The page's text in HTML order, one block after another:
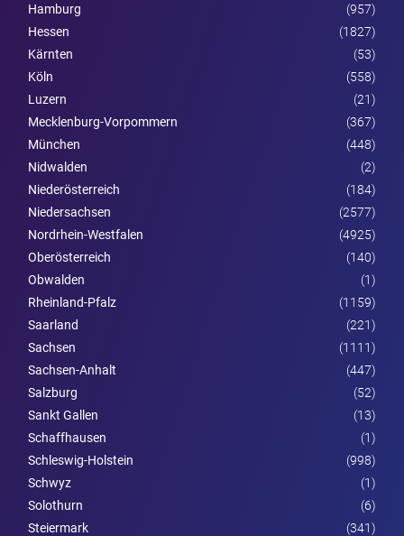
Hamburg
(957)
Hessen
(1827)
Kärnten
(53)
Köln
(558)
Luzern
(21)
Mecklenburg-Vorpommern
(367)
München
(448)
Nidwalden
(2)
Nieder­österreich
(184)
Niedersachsen
(2577)
Nordrhein-Westfalen
(4925)
Ober­österreich
(140)
Obwalden
(1)
Rheinland-Pfalz
(1159)
Saarland
(221)
Sachsen
(1111)
Sachsen-Anhalt
(447)
Salzburg
(52)
Sankt Gallen
(13)
Schaffhausen
(1)
Schleswig-Holstein
(998)
Schwyz
(1)
Solothurn
(6)
Steier­mark
(341)